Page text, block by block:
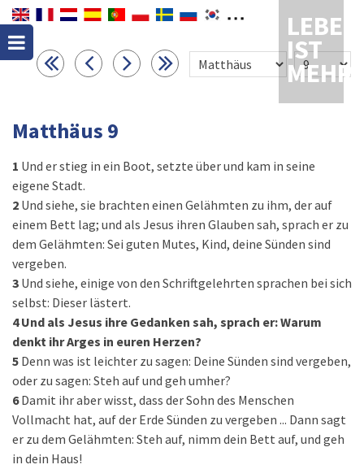
LEBEN
IST
MEHR
Matthäus 9
1 Und er stieg in ein Boot, setzte über und kam in seine
eigene Stadt.
2 Und siehe, sie brachten einen Gelähmten zu ihm, der auf
einem Bett lag; und als Jesus ihren Glauben sah, sprach er zu
dem Gelähmten: Sei guten Mutes, Kind, deine Sünden sind
vergeben.
3 Und siehe, einige von den Schriftgelehrten sprachen bei sich
selbst: Dieser lästert.
4 Und als Jesus ihre Gedanken sah, sprach er: Warum
denkt ihr Arges in euren Herzen?
5 Denn was ist leichter zu sagen: Deine Sünden sind vergeben,
oder zu sagen: Steh auf und geh umher?
6 Damit ihr aber wisst, dass der Sohn des Menschen
Vollmacht hat, auf der Erde Sünden zu vergeben ... Dann sagt
er zu dem Gelähmten: Steh auf, nimm dein Bett auf, und geh
in dein Haus!